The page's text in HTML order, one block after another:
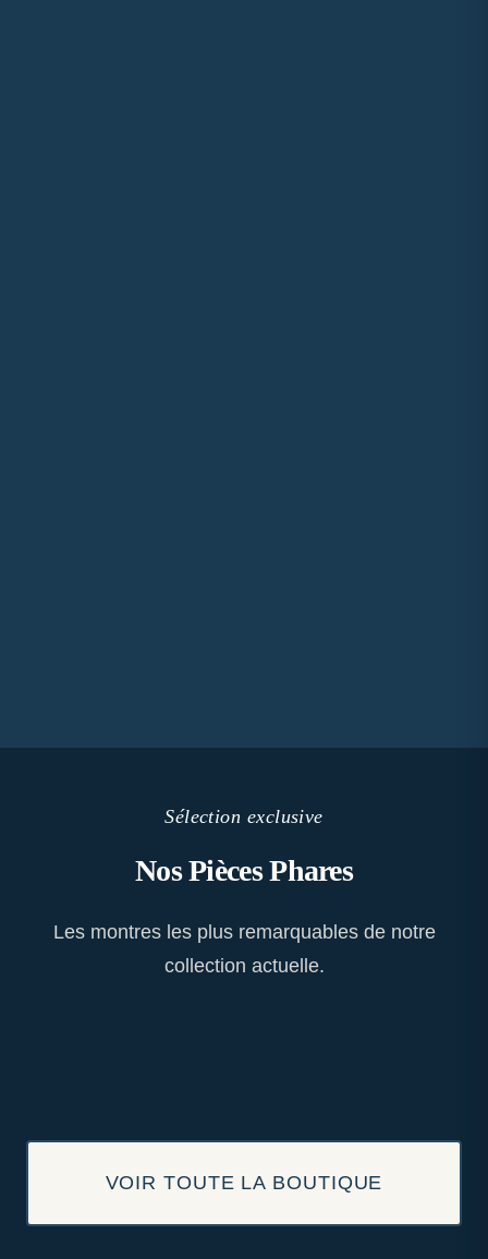
Sélection exclusive
Nos Pièces Phares
Les montres les plus remarquables de notre
collection actuelle.
VOIR TOUTE LA BOUTIQUE